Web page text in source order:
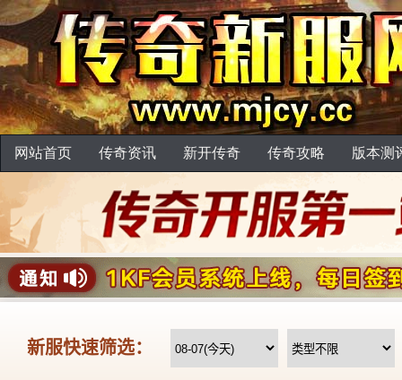
网站首页 传奇资讯 新开传奇 传奇攻略 版本测